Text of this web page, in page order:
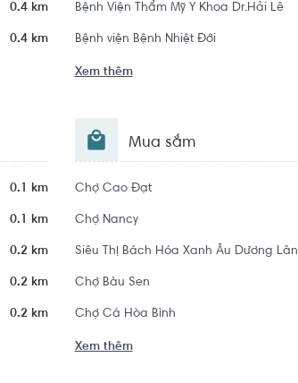
0.4 km
0.4 km
Bệnh Viện Thẩm Mỹ Y Khoa Dr.Hải Lê
Bệnh viện Bệnh Nhiệt Đới
Xem thêm
0.1 km
0.1 km
0.2 km
0.2 km
0.2 km
Mua sắm
Chợ Cao Đạt
Chợ Nancy
Siêu Thị Bách Hóa Xanh Âu Dương Lân
Chợ Bàu Sen
Chợ Cá Hòa Bình
Xem thêm